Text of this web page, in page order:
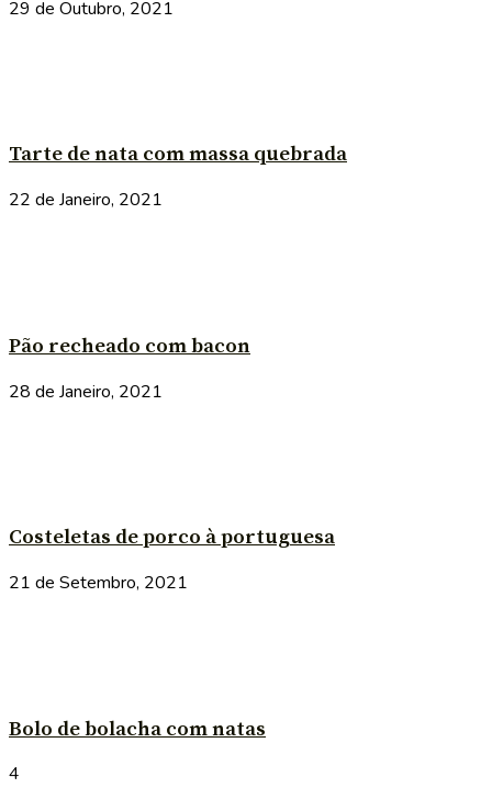
29 de Outubro, 2021
Tarte de nata com massa quebrada
22 de Janeiro, 2021
Pão recheado com bacon
28 de Janeiro, 2021
Costeletas de porco à portuguesa
21 de Setembro, 2021
Bolo de bolacha com natas
4